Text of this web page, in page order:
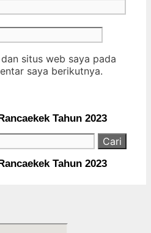
situs web saya pada
saya berikutnya.
Tahun 2023
Tahun 2023